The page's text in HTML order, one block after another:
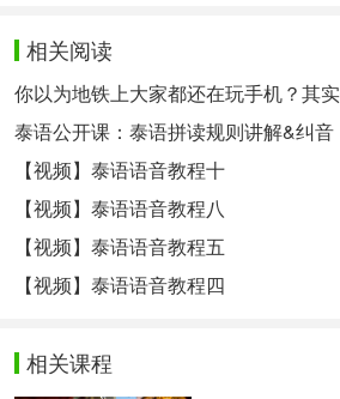
相关阅读
你以为地铁上大家都还在玩手机？其
泰语公开课：泰语拼读规则讲解&纠音
【视频】泰语语音教程十
【视频】泰语语音教程八
【视频】泰语语音教程五
【视频】泰语语音教程四
相关课程